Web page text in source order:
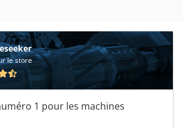
le store
1 pour les machines